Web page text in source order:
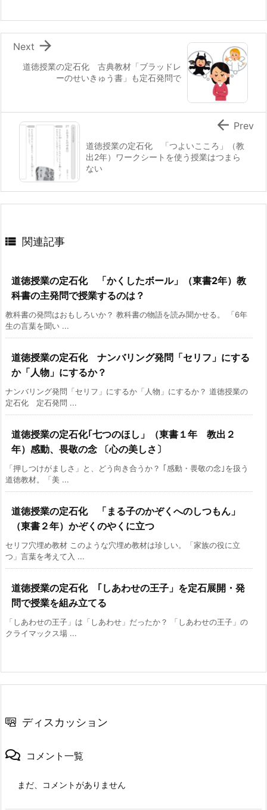
道徳授業の定石化 古典教材「ブラッドレ
ーのせいきゅう書」も定石発問で

Next
道徳授業の定石化 「つよいこころ」（教
出2年）ワークシートを使う授業はつまら
ない
 Prev
 関連記事
道徳授業の定石化 「かくしたボール」（東書2年）教
科書の主発問で授業するのは？
教科書の発問はおもしろいか？ 教科書の物語を読み聞かせる。 「6年
生の言葉を聞い ...
道徳授業の定石化 ナンバリング発問「セリフ」にする
か「人物」にするか？
ナンバリング発問「セリフ」にするか「人物」にするか？ 道徳授業の
定石化 定石発問 ...
道徳授業の定石化｢七つのほし」（東書１年 教出２
年）感動、畏敬の念 〔心の美しさ〕
「押しつけがましさ」と、どう向き合うか？ ｢感動・畏敬の念｣を扱う
道徳教材。「美 ...
道徳授業の定石化 「まる子のかぞくへのしつもん」
（東書２年）かぞくのやくに立つ
セリフ穴埋め教材 このような穴埋め教材は珍しい。「家族の役に立
つ」言葉を考えて入 ...
道徳授業の定石化 ｢しあわせの王子」を定石展開・発
問で授業を組み立てる
「しあわせの王子」は「しあわせ」だったか？ 「しあわせの王子」の
クライマックス場 ...
ディスカッション
コメント一覧
まだ、コメントがありません